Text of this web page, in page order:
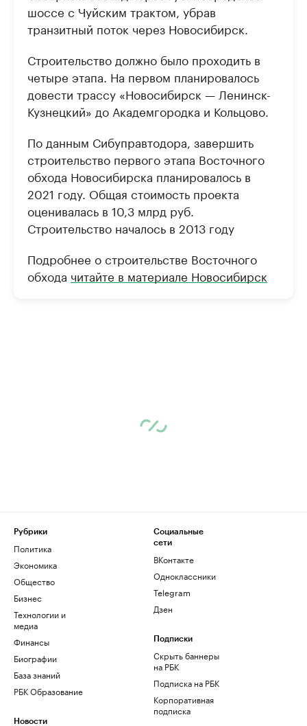
шоссе с Чуйским трактом, убрав
транзитный поток через Новосибирск.
Строительство должно было проходить в
четыре этапа. На первом планировалось
довести трассу «Новосибирск — Ленинск-
Кузнецкий» до Академгородка и Кольцово.
По данным Сибуправтодора, завершить
строительство первого этапа Восточного
обхода Новосибирска планировалось в
2021 году. Общая стоимость проекта
оценивалась в 10,3 млрд руб.
Строительство началось в 2013 году
Подробнее о строительстве Восточного
обхода читайте в материале Новосибирск
Рубрики
Политика
Экономика
Общество
Бизнес
Технологии и
медиа
Финансы
Биографии
База знаний
РБК Образование
Новости
Социальные
сети
ВКонтакте
Одноклассники
Telegram
Дзен
Подписки
Скрыть баннеры
на РБК
Подписка на РБК
Корпоративная
подписка